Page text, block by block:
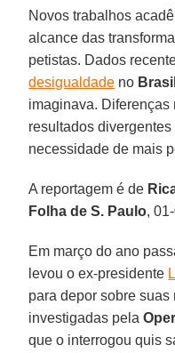
Novos trabalhos
alcance das
petistas. Dados
desigualdade no Brasil
imaginava.
resultados
necessidade de mais
A reportagem é de
Folha de S. Paulo,
Em março do ano
levou o ex-presidente
para depor sobre
investigadas pela
que o interrogou quis